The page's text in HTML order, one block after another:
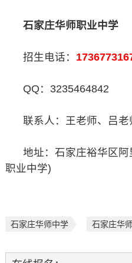
石家庄华师职业中学
招生电话：
QQ：3235464842
联系人：王老师、吕老
地址：石家庄裕华区阿
职业中学)
石家庄华师中学 石家庄华